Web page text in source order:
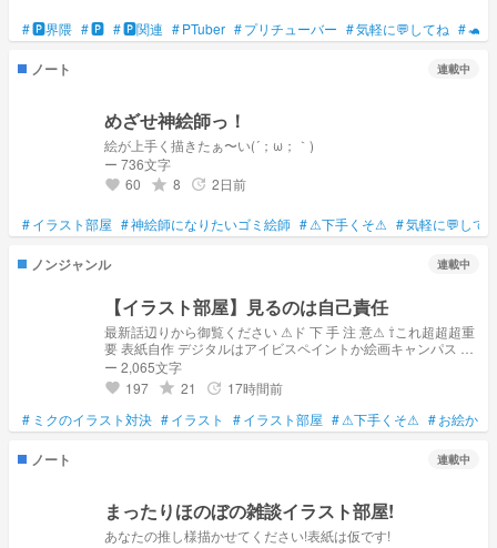
#🅿️界隈 #🅿️ #🅿️関連 #PTuber #プリチューバー #気軽に💬してね #🐢
ノート 連載中
めざせ神絵師っ！
絵が上手く描きたぁ〜い(´；ω；｀)
ー 736文字
favorite 60 grade 8 update 2日前
#イラスト部屋 #神絵師になりたいゴミ絵師 #⚠下手くそ⚠ #気軽に💬して
ノンジャンル 連載中
【イラスト部屋】見るのは自己責任
最新話辺りから御覧ください ⚠ド 下 手 注 意⚠ ⇧これ超超超重
要 表紙自作 デジタルはアイビスペイントか絵画キャンパス デ
ジタル使い始めたばっかりだから下手 なるべくマシな絵を載
せてゆく
ー 2,065文字
favorite 197 grade 21 update 17時間前
# ミクのイラスト対決 #イラスト #イラスト部屋 #⚠下手くそ⚠ #お絵かき
ノート 連載中
まったりほのぼの雑談イラスト部屋!
あなたの推し様描かせてください!表紙は仮です!